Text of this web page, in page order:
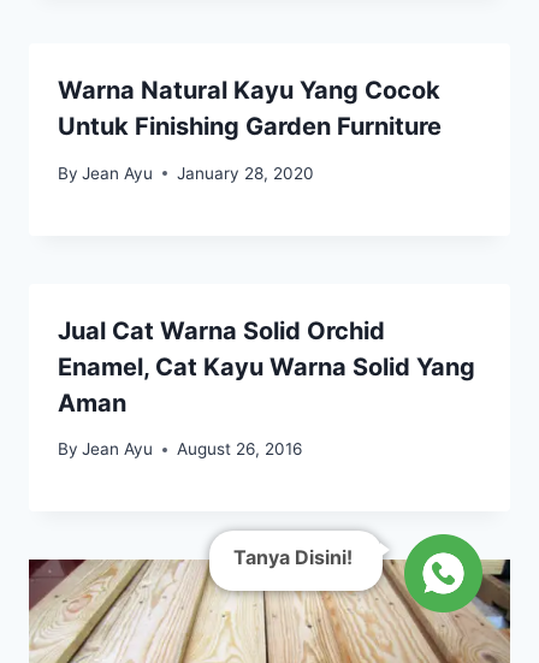
Warna Natural Kayu Yang Cocok
Untuk Finishing Garden Furniture
By Jean Ayu January 28, 2020
Jual Cat Warna Solid Orchid
Enamel, Cat Kayu Warna Solid Yang
Aman
By Jean Ayu August 26, 2016
Tanya Disini!